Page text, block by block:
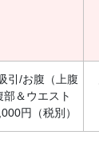
引/お腹（上腹
部＆ウエスト
円（税別）